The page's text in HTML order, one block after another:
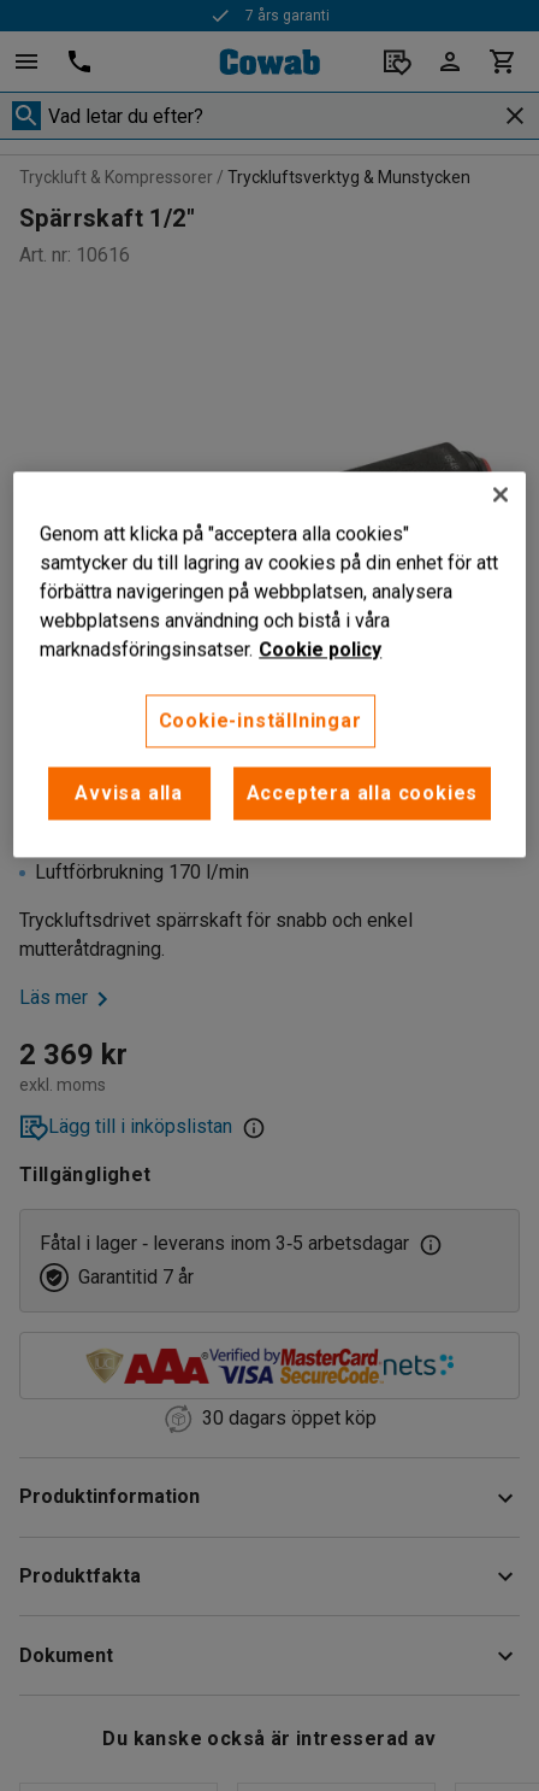
7 års garanti
Tryckluft & Kompressorer Tryckluftsverktyg & Munstycken
Spärrskaft 1/2"
Art. nr: 10616
Liknande produkter
Snabb och enkel åtdragning
Luftförbrukning 170 l/min
Tryckluftsdrivet spärrskaft för snabb och enkel
mutteråtdragning.
Läs mer
2 369 kr
exkl. moms
Lägg till i inköpslistan
Tillgänglighet
Fåtal i lager ‑ leverans inom 3‑5 arbetsdagar
Garantitid 7 år
30 dagars öppet köp
Produktinformation
Produktfakta
Estimerad hanteringstid/person
Dokument
Du kanske också är intresserad av
Genom att klicka på "acceptera alla cookies"
samtycker du till lagring av cookies på din enhet för att
förbättra navigeringen på webbplatsen, analysera
webbplatsens användning och bistå i våra
marknadsföringsinsatser. Cookie policy
Cookie-inställningar
Avvisa alla Acceptera alla cookies